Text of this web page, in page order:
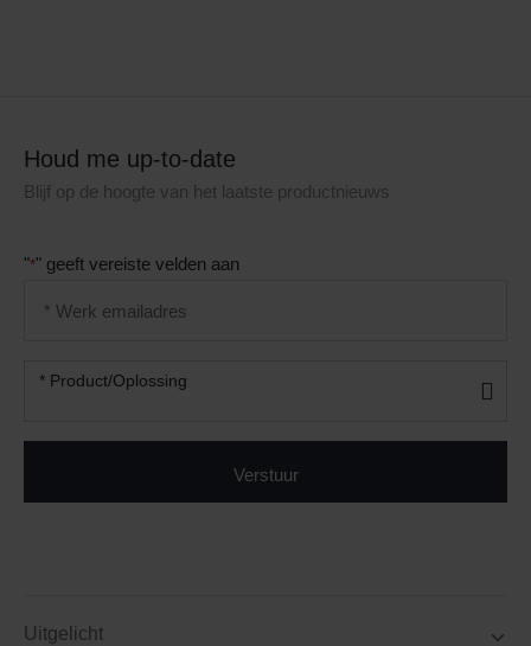
Houd me up-to-date
Blijf op de hoogte van het laatste productnieuws
"*" geeft vereiste velden aan
address
Product/oplossing
* Product/Oplossing
Uitgelicht